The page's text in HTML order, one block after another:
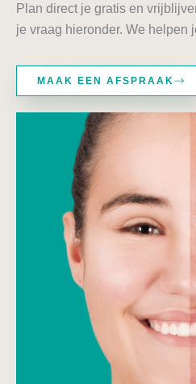
Plan direct je gratis en
je vraag hieronder. We helpen
MAAK EEN AFSPRAAK